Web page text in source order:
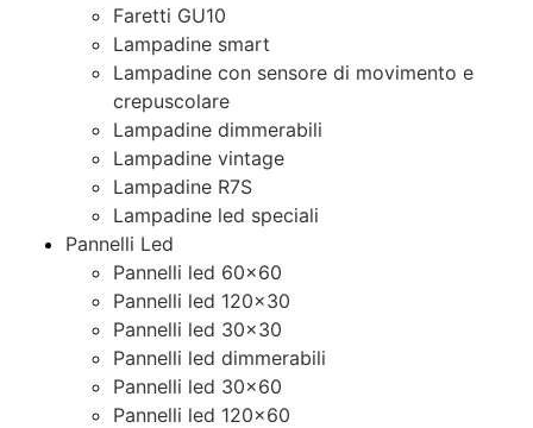
Faretti GU10
Lampadine smart
Lampadine con sensore di movimento e
crepuscolare
Lampadine dimmerabili
Lampadine vintage
Lampadine R7S
Lampadine led speciali
Pannelli Led
Pannelli led 60×60
Pannelli led 120×30
Pannelli led 30×30
Pannelli led dimmerabili
Pannelli led 30×60
Pannelli led 120×60